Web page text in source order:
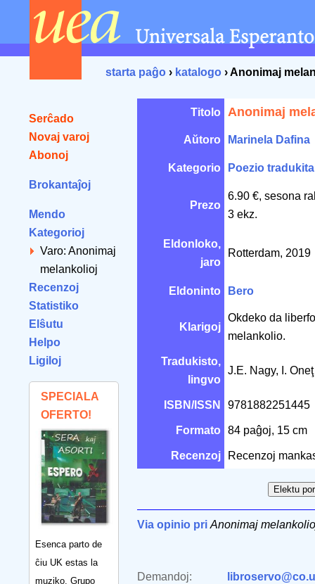
starta paĝo › katalogo › Anonimaj
Serĉado
Novaj varoj
Abonoj
Brokantaĵoj
Mendo
Kategorioj
Varo: Anonimaj
melankolioj
Recenzoj
Statistiko
Elŝutu
Helpo
Ligiloj
SPECIALA
OFERTO!
Esenca parto de
ĉiu UK estas la
muziko. Grupo
Titolo Anonimaj
Aŭtoro Marinela Dafina
Kategorio Poezio tradukita
Prezo
6.90 €, sesona
3 ekz.
Eldonloko,
jaro
Rotterdam, 2019
Eldoninto Bero
Klarigoj
Okdeko da
melankolio.
Tradukisto,
lingvo
J.E. Nagy, I.
ISBN/ISSN 9781882251445
Formato 84 paĝoj, 15 cm
Recenzoj Recenzoj
Via opinio pri Anonimaj
Demandoj: